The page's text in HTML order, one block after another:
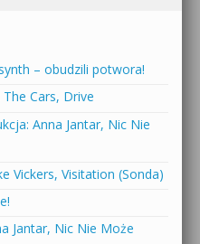
– obudzili potwora!
Cars, Drive
Anna Jantar, Nic Nie
Vickers, Visitation (Sonda)
Jantar, Nic Nie Może